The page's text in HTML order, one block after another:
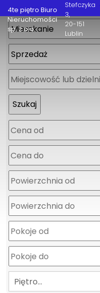
4te piętro Biuro
Nieruchomości
sp. z o.o.
Stefczyka
3
20-151
Lublin
Piętro…